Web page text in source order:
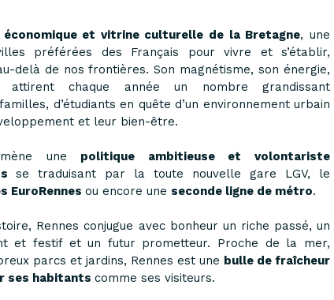
et vitrine culturelle de la Bretagne, une
préférées des Français pour vivre et s’établir,
delà de nos frontières. Son magnétisme, son énergie,
attirent chaque année un nombre grandissant
d’étudiants en quête d’un environnement urbain
et leur bien-être.
une politique ambitieuse et volontariste
se traduisant par la toute nouvelle gare LGV, le
EuroRennes ou encore une seconde ligne de métro.
Rennes conjugue avec bonheur un riche passé, un
et festif et un futur prometteur. Proche de la mer,
parcs et jardins, Rennes est une bulle de fraîcheur
ses habitants comme ses visiteurs.